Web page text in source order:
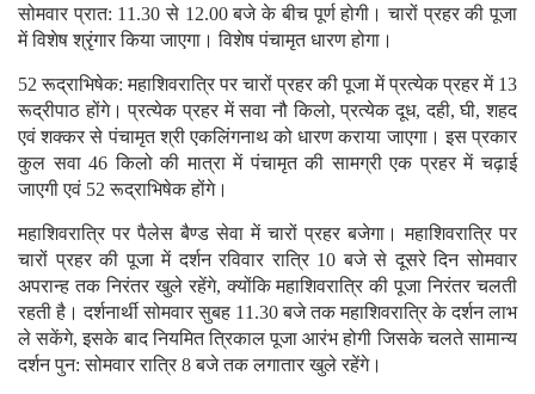
सोमवार प्रात: 11.30 से 12.00 बजे के बीच पूर्ण होगी। चारों प्रहर की पूजा
में विशेष श्रृंगार किया जाएगा। विशेष पंचामृत धारण होगा।
52 रूद्राभिषेक: महाशिवरात्रि पर चारों प्रहर की पूजा में प्रत्येक प्रहर में 13
रूद्रीपाठ होंगे। प्रत्येक प्रहर में सवा नौ किलो, प्रत्येक दूध, दही, घी, शहद
एवं शक्कर से पंचामृत श्री एकलिंगनाथ को धारण कराया जाएगा। इस प्रकार
कुल सवा 46 किलो की मात्रा में पंचामृत की सामग्री एक प्रहर में चढ़ाई
जाएगी एवं 52 रूद्राभिषेक होंगे।
महाशिवरात्रि पर पैलेस बैण्ड सेवा में चारों प्रहर बजेगा। महाशिवरात्रि पर
चारों प्रहर की पूजा में दर्शन रविवार रात्रि 10 बजे से दूसरे दिन सोमवार
अपरान्ह तक निरंतर खुले रहेंगे, क्योंकि महाशिवरात्रि की पूजा निरंतर चलती
रहती है। दर्शनार्थी सोमवार सुबह 11.30 बजे तक महाशिवरात्रि के दर्शन लाभ
ले सकेंगे, इसके बाद नियमित त्रिकाल पूजा आरंभ होगी जिसके चलते सामान्य
दर्शन पुन: सोमवार रात्रि 8 बजे तक लगातार खुले रहेंगे।